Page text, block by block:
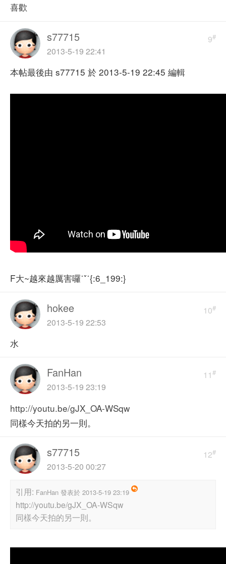
喜歡
9#
s77715
2013-5-19 22:41
本帖最後由 s77715 於 2013-5-19 22:45 編輯
F大~越來越厲害囉˙ˇ˙{:6_199:}
10#
hokee
2013-5-19 22:53
水
11#
FanHan
2013-5-19 23:19
http://youtu.be/gJX_OA-WSqw
同樣今天拍的另一則。
12#
s77715
2013-5-20 00:27
引用: FanHan 發表於 2013-5-19 23:19
http://youtu.be/gJX_OA-WSqw
同樣今天拍的另一則。